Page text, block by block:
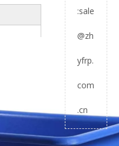
:sale
@zh
yfrp.
com
.cn